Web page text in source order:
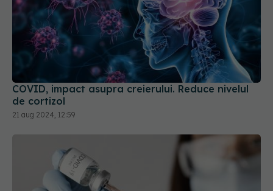
COVID, impact asupra creierului. Reduce nivelul
de cortizol
21 aug 2024, 12:59